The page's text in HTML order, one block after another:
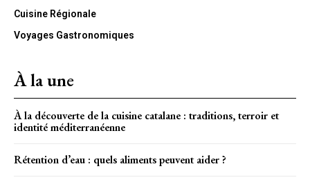
Cuisine Régionale
Voyages Gastronomiques
À la une
À la découverte de la cuisine catalane : traditions, terroir et
identité méditerranéenne
Rétention d’eau : quels aliments peuvent aider ?